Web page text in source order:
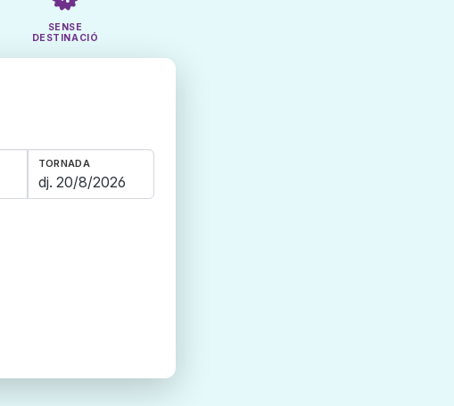
SENSE
DESTINACIÓ
TORNADA